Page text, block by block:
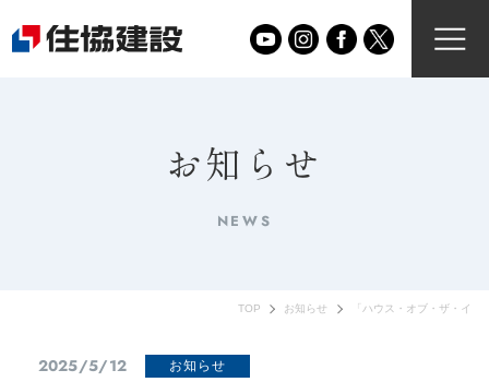
お知らせ
NEWS
TOP お知らせ 「ハウス・オブ・ザ・イ
2025/5/12 お知らせ